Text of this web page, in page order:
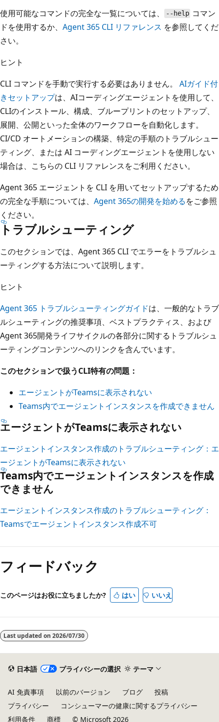
使用可能なコマンドの完全な一覧については、 --help コマン
ドを使用するか、 Agent 365 CLI リファレンス を参照してくだ
さい。
ヒント
CLI コマンドを手動で実行する必要はありません。 AIガイド付
きセットアップは、AIコーディングエージェントを使用して、
CLIのインストール、構成、ブループリントのセットアップ、
展開、公開といった全体のワークフローを自動化します。
CI/CD オートメーションの構築、特定の手順のトラブルシュー
ティング、または AI コーディングエージェントを使用しない
場合は、こちらの CLI リファレンスをご利用ください。
Agent 365 エージェントを CLI を用いてセットアップするため
の完全な手順については、 Agent 365の開発を始めるをご参照
ください。
トラブルシューティング​​
このセクションでは、Agent 365 CLI でエラーをトラブルシュ
ーティングする方法について説明します。
ヒント
Agent 365 トラブルシューティングガイドは、一般的なトラブ
ルシューティングの推奨事項、ベストプラクティス、および
Agent 365開発ライフサイクルの各部分に関するトラブルシュ
ーティングコンテンツへのリンクを含んでいます。
このセクションで扱うCLI特有の問題：
エージェントがTeamsに表示されない
Teams内でエージェントインスタンスを作成できません
エージェントがTeamsに表示されない
エージェントインスタンス作成のトラブルシューティング：エ
ージェントがTeamsに表示されない
Teams内でエージェントインスタンスを作成
できません
エージェントインスタンス作成のトラブルシューティング：
Teamsでエージェントインスタンス作成不可
フィードバック
このページはお役に立ちましたか? はい いいえ
Last updated on 2026/07/30
日本語 プライバシーの選択 テーマ
AI 免責事項 以前のバージョン ブログ
投稿
プライバシー
コンシューマーの健康に関するプライバシー
利用条件
商標 © Microsoft 2026